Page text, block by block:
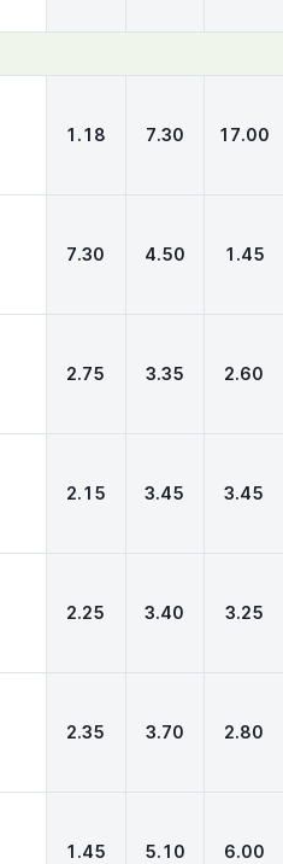
1.18 7.30 17.00
7.30 4.50 1.45
2.75 3.35 2.60
2.15 3.45 3.45
2.25 3.40 3.25
2.35 3.70 2.80
1.45 5.10 6.00